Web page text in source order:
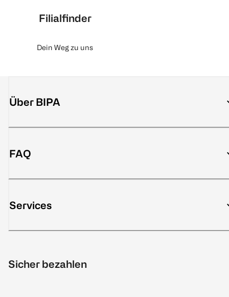
Filialfinder
Dein Weg zu uns
Über BIPA
FAQ
Services
Sicher bezahlen